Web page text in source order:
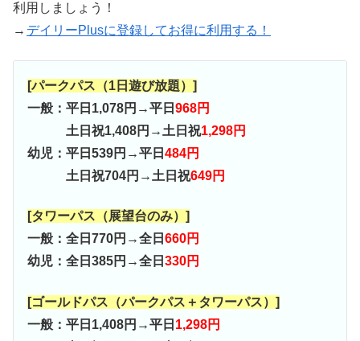
利用しましょう！
→ デイリーPlusに登録してお得に利用する！
[パークパス（1日遊び放題）]
一般：平日1,078円→平日 968円
土日祝1,408円→土日祝1,298円
幼児：平日539円→平日 484円
土日祝704円→土日祝649円
[タワーパス（展望台のみ）]
一般：全日770円→全日 660円
幼児：全日385円→全日 330円
[ゴールドパス（パークパス＋タワーパス）]
一般：平日1,408円→平日 1,298円